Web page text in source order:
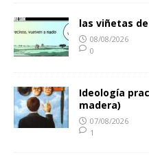
las viñetas
08/08/2026
0
Ideología
madera)
07/08/2026
1